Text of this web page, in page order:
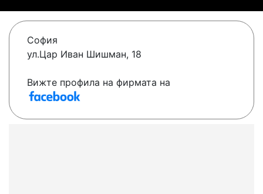
София
ул.Цар Иван Шишман, 18
Вижте профила на фирмата на